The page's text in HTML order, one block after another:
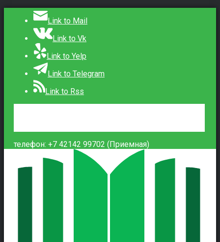
Link to Mail
Link to Vk
Link to Yelp
Link to Telegram
Link to Rss
телефон: +7 42142 99702 (Приемная)